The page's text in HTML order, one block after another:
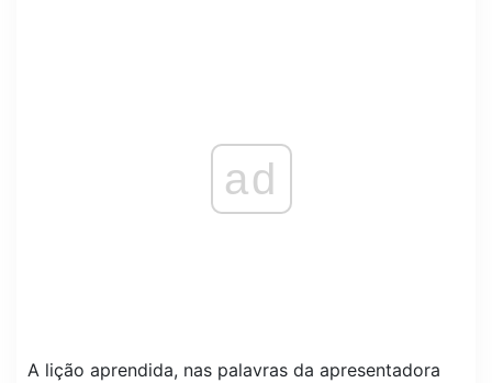
ad
A lição aprendida, nas palavras da apresentadora